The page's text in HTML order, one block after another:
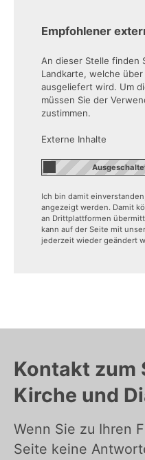
Empfohlener
An dieser Stelle finden
Landkarte, welche
ausgeliefert wird. Um
müssen Sie der
zustimmen.
Externe Inhalte
Ich bin damit
angezeigt werden. Damit
an Drittplattformen
kann auf der Seite mit
jederzeit wieder geändert
Kontakt zum
Kirche und
Wenn Sie zu Ihren
Seite keine